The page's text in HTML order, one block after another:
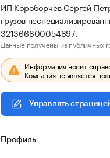
ИП Короборчев Сергей
грузов
321366800054897.
Данные получены из публичных
Информация носит
Компания не является
Управлять
Профиль